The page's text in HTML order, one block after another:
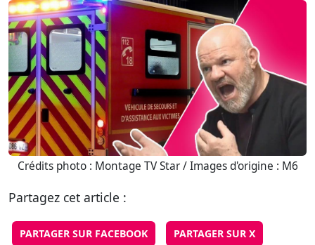
Crédits photo : Montage TV Star / Images d'origine : M6
Partagez cet article :
PARTAGER SUR FACEBOOK PARTAGER SUR X